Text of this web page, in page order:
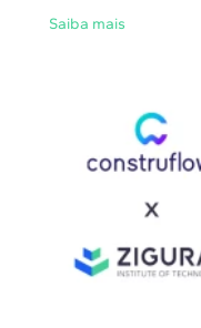
Saiba mais